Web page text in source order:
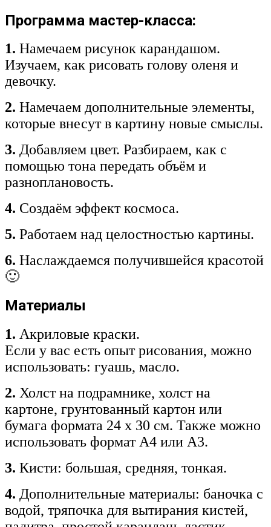
Программа мастер-класса:
1. Намечаем рисунок карандашом.
Изучаем, как рисовать голову оленя и
девочку.
2. Намечаем дополнительные элементы,
которые внесут в картину новые смыслы.
3. Добавляем цвет. Разбираем, как с
помощью тона передать объём и
разноплановость.
4. Создаём эффект космоса.
5. Работаем над целостностью картины.
6. Наслаждаемся получившейся красотой
🙂
Материалы
1. Акриловые краски.
Если у вас есть опыт рисования, можно
использовать: гуашь, масло.
2. Холст на подрамнике, холст на
картоне, грунтованный картон или
бумага формата 24 x 30 см. Также можно
использовать формат А4 или А3.
3. Кисти: большая, средняя, тонкая.
4. Дополнительные материалы: баночка с
водой, тряпочка для вытирания кистей,